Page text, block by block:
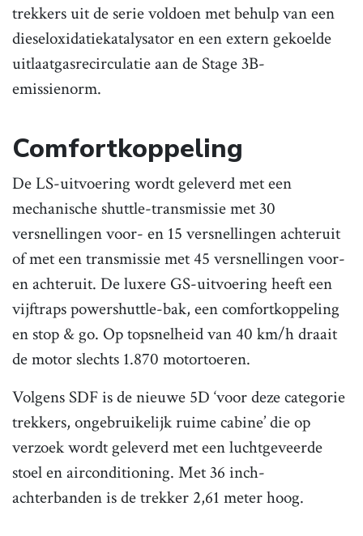
trekkers uit de serie voldoen met behulp van een
dieseloxidatiekatalysator en een extern gekoelde
uitlaatgasrecirculatie aan de Stage 3B-
emissienorm.
Comfortkoppeling
De LS-uitvoering wordt geleverd met een
mechanische shuttle-transmissie met 30
versnellingen voor- en 15 versnellingen achteruit
of met een transmissie met 45 versnellingen voor-
en achteruit. De luxere GS-uitvoering heeft een
vijftraps powershuttle-bak, een comfortkoppeling
en stop & go. Op topsnelheid van 40 km/h draait
de motor slechts 1.870 motortoeren.
Volgens SDF is de nieuwe 5D ‘voor deze categorie
trekkers, ongebruikelijk ruime cabine’ die op
verzoek wordt geleverd met een luchtgeveerde
stoel en airconditioning. Met 36 inch-
achterbanden is de trekker 2,61 meter hoog.